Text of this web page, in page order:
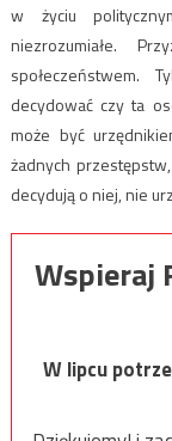
w życiu
niezrozumiałe.
społeczeństwem.
decydować czy ta
może być
żadnych
decydują o niej, nie
Wspieraj
W lipcu